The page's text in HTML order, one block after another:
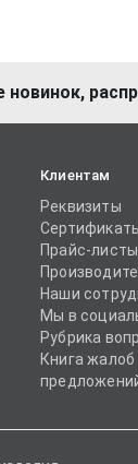
новинок,
Клиентам
Реквизиты
Прайс-листы
Наши
Мы в
Рубрика
Книга жалоб